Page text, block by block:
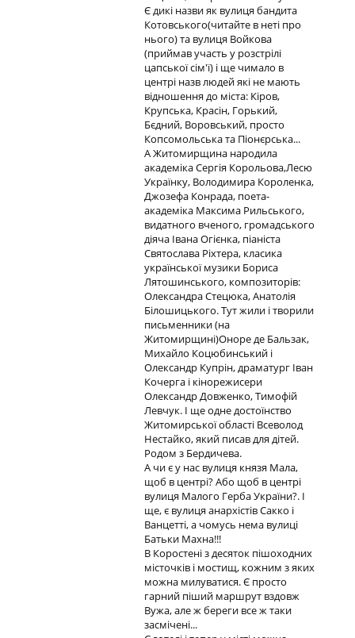
Є дикі назви як вулиця бандита
Котовського(читайте в неті про
нього) та вулиця Войкова
(приймав участь у розстрілі
цапської сім'ї) і ще чимало в
центрі назв людей які не мають
відношення до міста: Кіров,
Крупська, Красін, Горький,
Бєдний, Воровський, просто
Копсомольська та Піонєрська...
А Житомирщина народила
академіка Сергія Корольова,Лесю
Українку, Володимира Короленка,
Джозефа Конрада, поета-
академіка Максима Рильського,
видатного вченого, громадського
діяча Івана Огієнка, піаніста
Святослава Ріхтера, класика
української музики Бориса
Лятошинського, композиторів:
Олександра Стецюка, Анатолія
Білошицького. Тут жили і творили
письменники (на
Житомирщині)Оноре де Бальзак,
Михайло Коцюбинський і
Олександр Купрін, драматург Іван
Кочерга і кінорежисери
Олександр Довженко, Тимофій
Левчук. І ще одне достоїнство
Житомирської області Всеволод
Нестайко, який писав для дітей.
Родом з Бердичева.
А чи є у нас вулиця князя Мала,
щоб в центрі? Або щоб в центрі
вулиця Малого Герба України?. І
ще, є вулиця анархістів Сакко і
Ванцетті, а чомусь нема вулиці
Батьки Махна!!!
В Коростені з десяток пішоходних
місточків і мостищ, кожним з яких
можна милуватися. Є просто
гарний піший маршрут вздовж
Вужа, але ж береги все ж таки
засмічені...